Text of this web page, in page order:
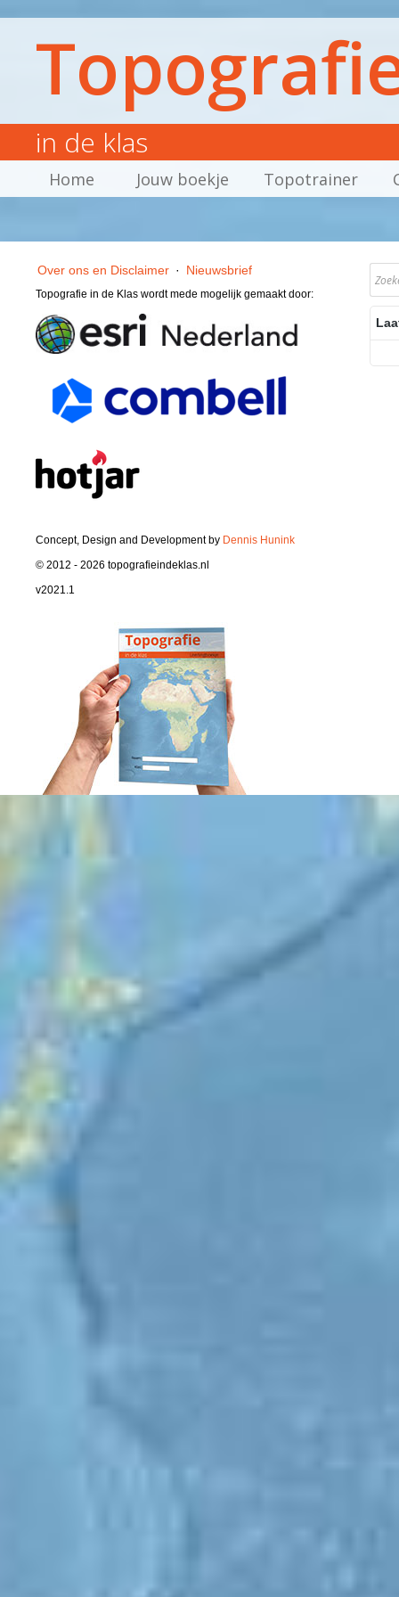
in de klas
Home Jouw boekje Topotrainer
Over ons en Disclaimer · Nieuwsbrief
Topografie in de Klas wordt mede mogelijk gemaakt door:
Concept, Design and Development by Dennis Hunink
© 2012 - 2026 topografieindeklas.nl
v2021.1